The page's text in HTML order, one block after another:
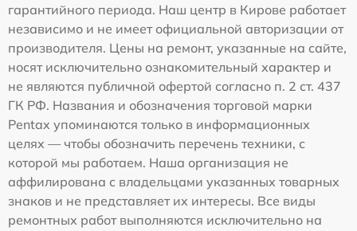
гарантийного периода. Наш центр в Кирове работает
независимо и не имеет официальной авторизации от
производителя. Цены на ремонт, указанные на сайте,
носят исключительно ознакомительный характер и
не являются публичной офертой согласно п. 2 ст. 437
ГК РФ. Названия и обозначения торговой марки
Pentax упоминаются только в информационных
целях — чтобы обозначить перечень техники, с
которой мы работаем. Наша организация не
аффилирована с владельцами указанных товарных
знаков и не представляет их интересы. Все виды
ремонтных работ выполняются исключительно на